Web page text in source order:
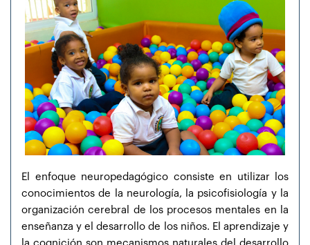
El enfoque neuropedagógico consiste en utilizar los
conocimientos de la neurología, la psicofisiología y la
organización cerebral de los procesos mentales en la
enseñanza y el desarrollo de los niños. El aprendizaje y